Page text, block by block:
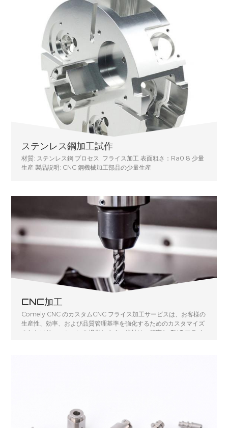
ステンレス鋼加工試作
材質: ステンレス鋼 プロセス: フライス加工 表面粗さ：Ra0.8 少量
生産 製品説明: CNC 鋼機械加工部品の少量生産
CNC加工
Comely CNC のカスタムCNC フライス加工サービスは、お客様の
生産性、効率、および品質管理基準を強化するためのカスタマイズ
されたソリューションを提供します。当社は、精密な CNC フライ